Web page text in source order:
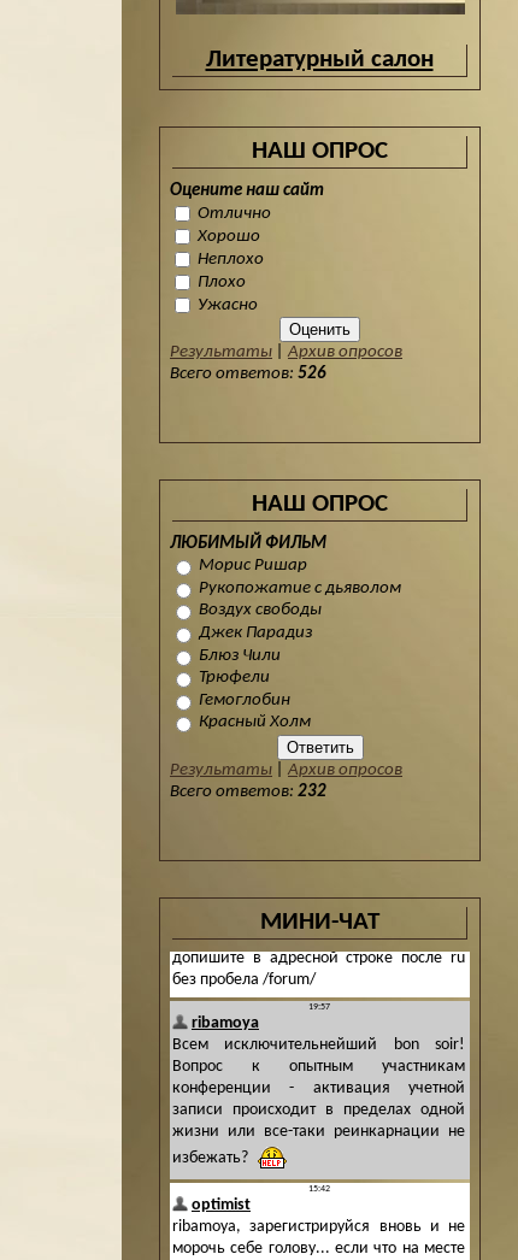
Литературный салон
НАШ ОПРОС
Оцените наш сайт
Отлично
Хорошо
Неплохо
Плохо
Ужасно
Результаты
Архив опросов
Всего ответов: 526
НАШ ОПРОС
ЛЮБИМЫЙ ФИЛЬМ
Морис Ришар
Рукопожатие с дьяволом
Воздух свободы
Джек Парадиз
Блюз Чили
Трюфели
Гемоглобин
Красный Холм
Результаты
Архив опросов
Всего ответов: 232
МИНИ-ЧАТ